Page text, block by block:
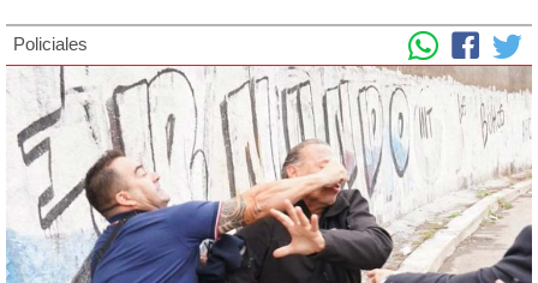
Policiales